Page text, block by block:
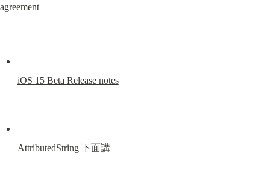
agreement
iOS 15 Beta Release notes
AttributedString 下面講